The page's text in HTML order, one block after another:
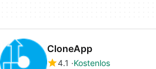
CloneApp
4.1
Kostenlos